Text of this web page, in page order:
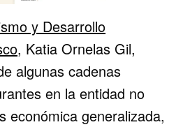
y Desarrollo
, Katia Ornelas Gil,
algunas cadenas
en la entidad no
económica generalizada,